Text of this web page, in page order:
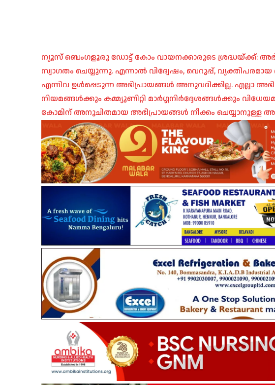
ന്യൂസ് ബെംഗളൂരു ഡോട്ട് കോം വായനക്കാരുടെ ശ്രദ്ധയ്ക്ക്:
സ്വാഗതം ചെയ്യുന്നു. എന്നാൽ വിദ്വേഷം, വെറുപ്പ്,
എന്നിവ ഉൾപ്പെടുന്ന അഭിപ്രായങ്ങൾ അനുവദിക്കില്ല. എല്ലാ
നിയമങ്ങൾക്കും കമ്മ്യൂണിറ്റി മാർഗ്ഗനിർദ്ദേശങ്ങൾക്കും
കോമിന് അനുചിതമായ അഭിപ്രായങ്ങൾ നീക്കം ചെയ്യാനുള്ള